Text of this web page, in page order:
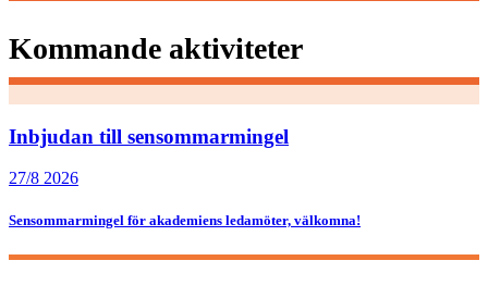
Kommande aktiviteter
Inbjudan till sensommarmingel
27/8 2026
Sensommarmingel för akademiens ledamöter, välkomna!